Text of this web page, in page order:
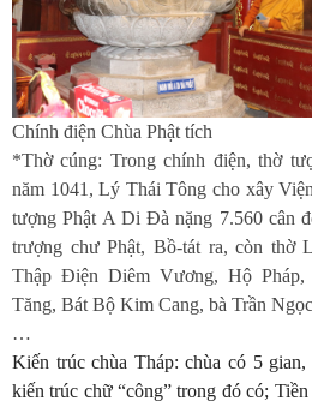
Chính điện Chùa Phật tích
*Thờ cúng: Trong chính điện, thờ
năm 1041, Lý Thái Tông cho xây
tượng Phật A Di Đà nặng 7.560 cân
trượng chư Phật, Bồ-tát ra, còn thờ
Thập Điện Diêm Vương, Hộ Pháp,
Tăng, Bát Bộ Kim Cang, bà Trần
…
Kiến trúc chùa Tháp: chùa có 5
kiến trúc chữ “công” trong đó có;